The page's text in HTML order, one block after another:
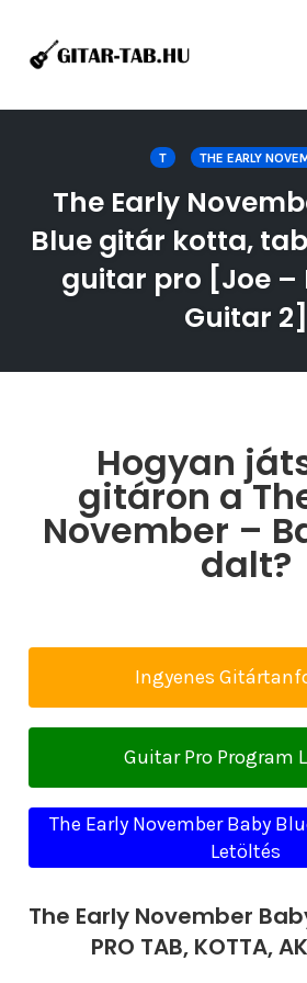
T THE EARLY
The Early
Blue gitár kotta,
guitar pro [Joe –
Guitar 2]
Hogyan
gitáron a
November –
dalt?
Ingyenes
Guitar Pro Program
The Early November Baby
Letöltés
The Early November
PRO TAB, KOTTA,